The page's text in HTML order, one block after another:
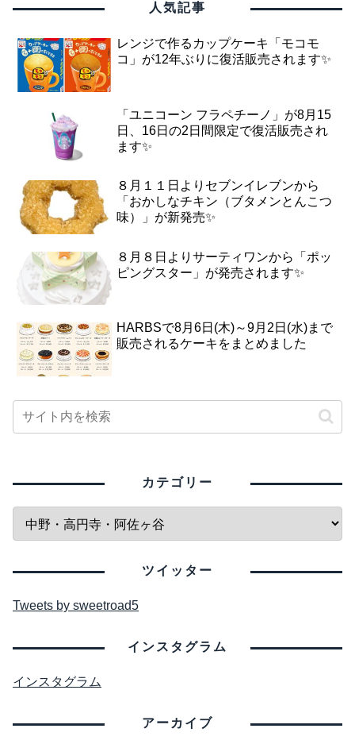
人気記事
レンジで作るカップケーキ「モコモ
コ」が12年ぶりに復活販売されます✨
「ユニコーン フラペチーノ」が8月15
日、16日の2日間限定で復活販売され
ます✨
８月１１日よりセブンイレブンから
「おかしなチキン（ブタメンとんこつ
味）」が新発売✨
８月８日よりサーティワンから「ポッ
ピングスター」が発売されます✨
HARBSで8月6日(木)～9月2日(水)まで
販売されるケーキをまとめました
カテゴリー
ツイッター
Tweets by sweetroad5
インスタグラム
インスタグラム
アーカイブ